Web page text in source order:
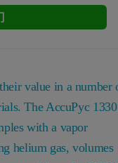
value in a number
The AccuPyc 1330
with a vapor
helium gas, volumes